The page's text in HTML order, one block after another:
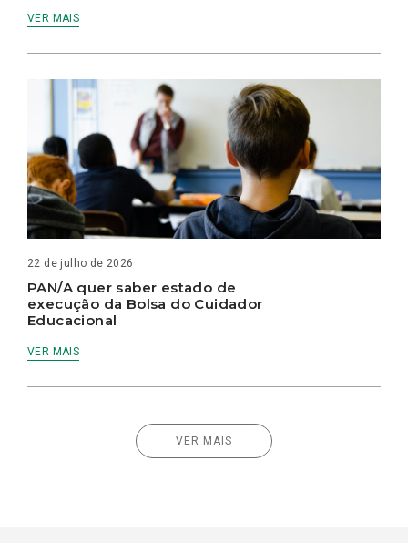
VER MAIS
22 de julho de 2026
PAN/A quer saber estado de
execução da Bolsa do Cuidador
Educacional
VER MAIS
VER MAIS